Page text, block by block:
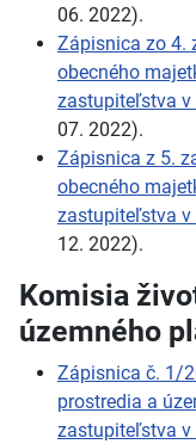
06. 2022).
Zápisnica zo 4.
obecného
zastupiteľstva v
07. 2022).
Zápisnica z 5.
obecného
zastupiteľstva v
12. 2022).
Komisia
územného
Zápisnica č. 1/
prostredia a
zastupiteľstva v